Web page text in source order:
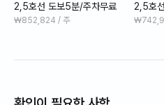
새로운 공간에서도 익숙한 일상을
이곳에서는 호텔처럼 딱딱하거나
2,5호선 도보5분/주차무료
₩852,824 / 주
2,5호